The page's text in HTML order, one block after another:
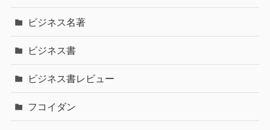
ビジネス名著
ビジネス書
ビジネス書レビュー
フコイダン